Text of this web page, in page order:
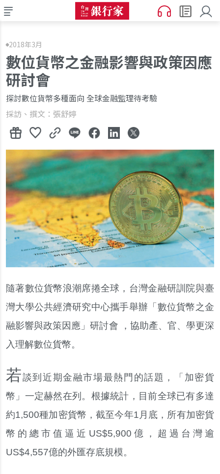
2018年3月
數位貨幣之金融影響與政策因應
研討會
探討數位貨幣多種面向 全球金融監理待考驗
採訪、撰文：張舒婷
隨著數位貨幣浪潮席捲全球，台灣金融研訓院與臺
灣大學公共經濟研究中心攜手舉辦「數位貨幣之金
融影響與政策因應」研討會 ，協助產、官、學更深
入理解數位貨幣。
若談到近期金融市場最熱門的話題，「加密貨
幣」一定赫然在列。根據統計，目前全球已有多達
約1,500種加密貨幣，截至今年1月底，所有加密貨
幣的總市值逼近US$5,900億，超過台灣逾
US$4,557億的外匯存底規模。